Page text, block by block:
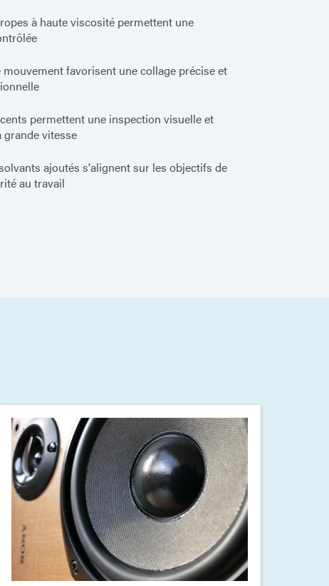
à haute viscosité permettent une
mouvement favorisent une collage précise et
permettent une inspection visuelle et
vitesse
ajoutés s'alignent sur les objectifs de
au travail